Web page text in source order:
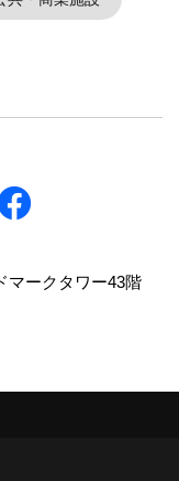
マークタワー43階
Reserved.